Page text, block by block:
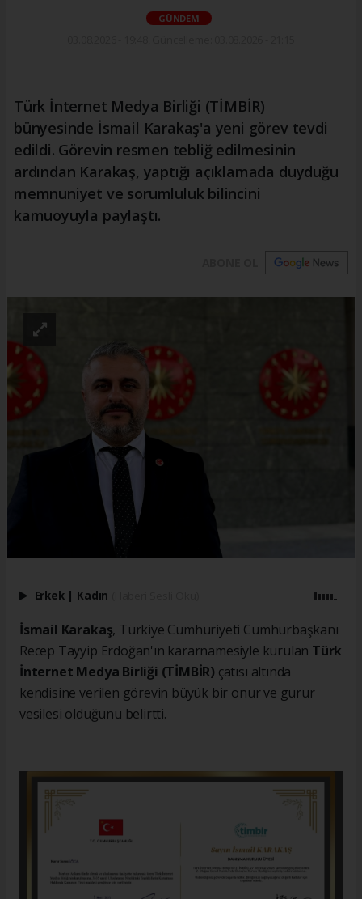
GÜNDEM
Türk İnternet Medya Birliği (TİMBİR)
bünyesinde İsmail Karakaş'a yeni görev tevdi
edildi. Görevin resmen tebliğ edilmesinin
ardından Karakaş, yaptığı açıklamada duyduğu
memnuniyet ve sorumluluk bilincini
kamuoyuyla paylaştı.
Erkek | Kadın
İsmail Karakaş, Türkiye Cumhuriyeti Cumhurbaşkanı
Recep Tayyip Erdoğan'ın kararnamesiyle kurulan Türk
İnternet Medya Birliği (TİMBİR) çatısı altında
kendisine verilen görevin büyük bir onur ve gurur
vesilesi olduğunu belirtti.